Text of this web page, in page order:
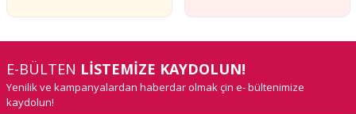
E-BÜLTEN LİSTEMİZE KAYDOLUN!
Yenilik ve kampanyalardan haberdar olmak çin e- bültenimize
kaydolun!